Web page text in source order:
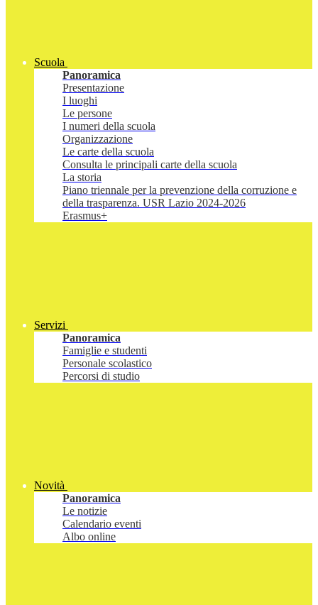
Scuola
Panoramica
Presentazione
I luoghi
Le persone
I numeri della scuola
Organizzazione
Le carte della scuola
Consulta le principali carte della scuola
La storia
Piano triennale per la prevenzione della corruzione e
della trasparenza. USR Lazio 2024-2026
Erasmus+
Servizi
Panoramica
Famiglie e studenti
Personale scolastico
Percorsi di studio
Novità
Panoramica
Le notizie
Calendario eventi
Albo online